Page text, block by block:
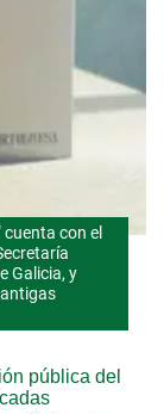
con el
Galicia, y
pública del